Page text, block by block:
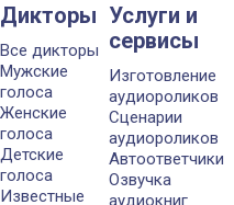
Дикторы
Все дикторы
Мужские
голоса
Женские
голоса
Детские
голоса
Известные
Услуги и
сервисы
Изготовление
аудиороликов
Сценарии
аудиороликов
Автоответчики
Озвучка
аудиокниг